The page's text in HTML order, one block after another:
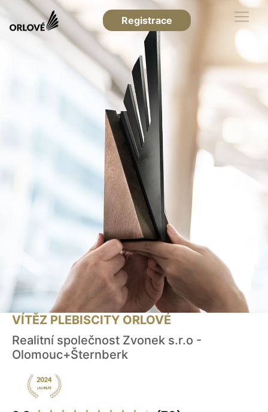
Registrace
VÍTĚZ PLEBISCITY ORLOVÉ
Realitní společnost Zvonek s.r.o -
Olomouc+Šternberk